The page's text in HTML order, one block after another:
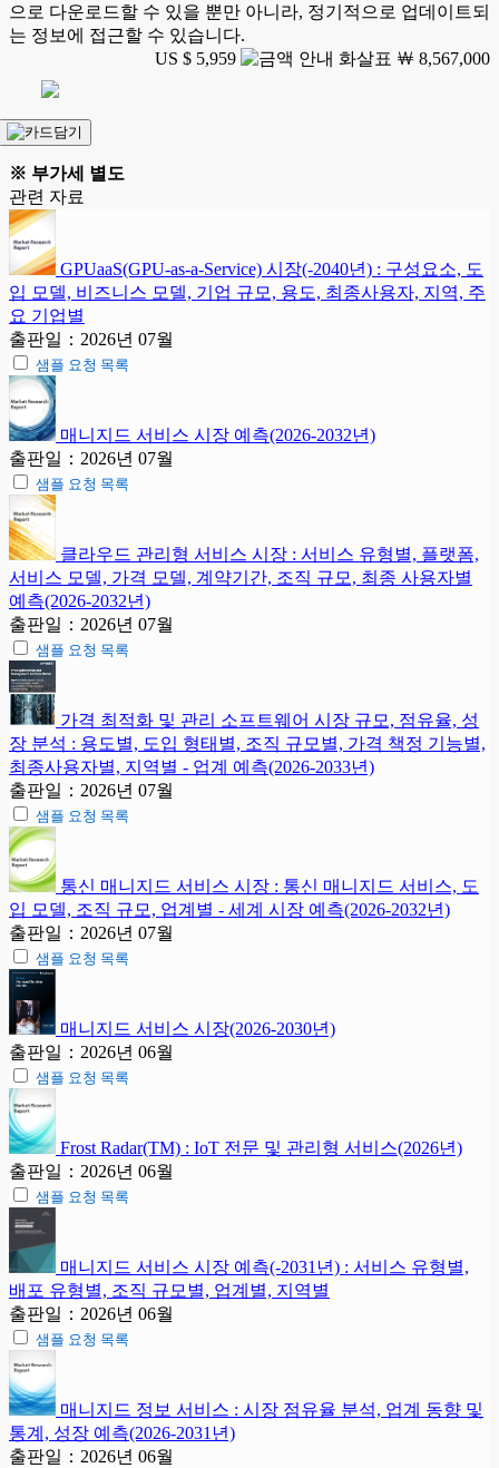
으로 다운로드할 수 있을 뿐만 아니라, 정기적으로 업데이트되
는 정보에 접근할 수 있습니다.
US $ 5,959
￦ 8,567,000
※ 부가세 별도
관련 자료
GPUaaS(GPU-as-a-Service) 시장(-2040년) : 구성요소, 도
입 모델, 비즈니스 모델, 기업 규모, 용도, 최종사용자, 지역, 주
요 기업별
출판일：2026년 07월
샘플 요청 목록
매니지드 서비스 시장 예측(2026-2032년)
출판일：2026년 07월
샘플 요청 목록
클라우드 관리형 서비스 시장 : 서비스 유형별, 플랫폼,
서비스 모델, 가격 모델, 계약기간, 조직 규모, 최종 사용자별
예측(2026-2032년)
출판일：2026년 07월
샘플 요청 목록
가격 최적화 및 관리 소프트웨어 시장 규모, 점유율, 성
장 분석 : 용도별, 도입 형태별, 조직 규모별, 가격 책정 기능별,
최종사용자별, 지역별 - 업계 예측(2026-2033년)
출판일：2026년 07월
샘플 요청 목록
통신 매니지드 서비스 시장 : 통신 매니지드 서비스, 도
입 모델, 조직 규모, 업계별 - 세계 시장 예측(2026-2032년)
출판일：2026년 07월
샘플 요청 목록
매니지드 서비스 시장(2026-2030년)
출판일：2026년 06월
샘플 요청 목록
Frost Radar(TM) : IoT 전문 및 관리형 서비스(2026년)
출판일：2026년 06월
샘플 요청 목록
매니지드 서비스 시장 예측(-2031년) : 서비스 유형별,
배포 유형별, 조직 규모별, 업계별, 지역별
출판일：2026년 06월
샘플 요청 목록
매니지드 정보 서비스 : 시장 점유율 분석, 업계 동향 및
통계, 성장 예측(2026-2031년)
출판일：2026년 06월